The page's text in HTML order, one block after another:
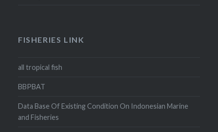
FISHERIES LINK
all tropical fish
BBPBAT
Data Base Of Existing Condition On Indonesian Marine
and Fisheries